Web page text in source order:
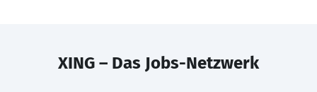
XING – Das Jobs-Netzwerk